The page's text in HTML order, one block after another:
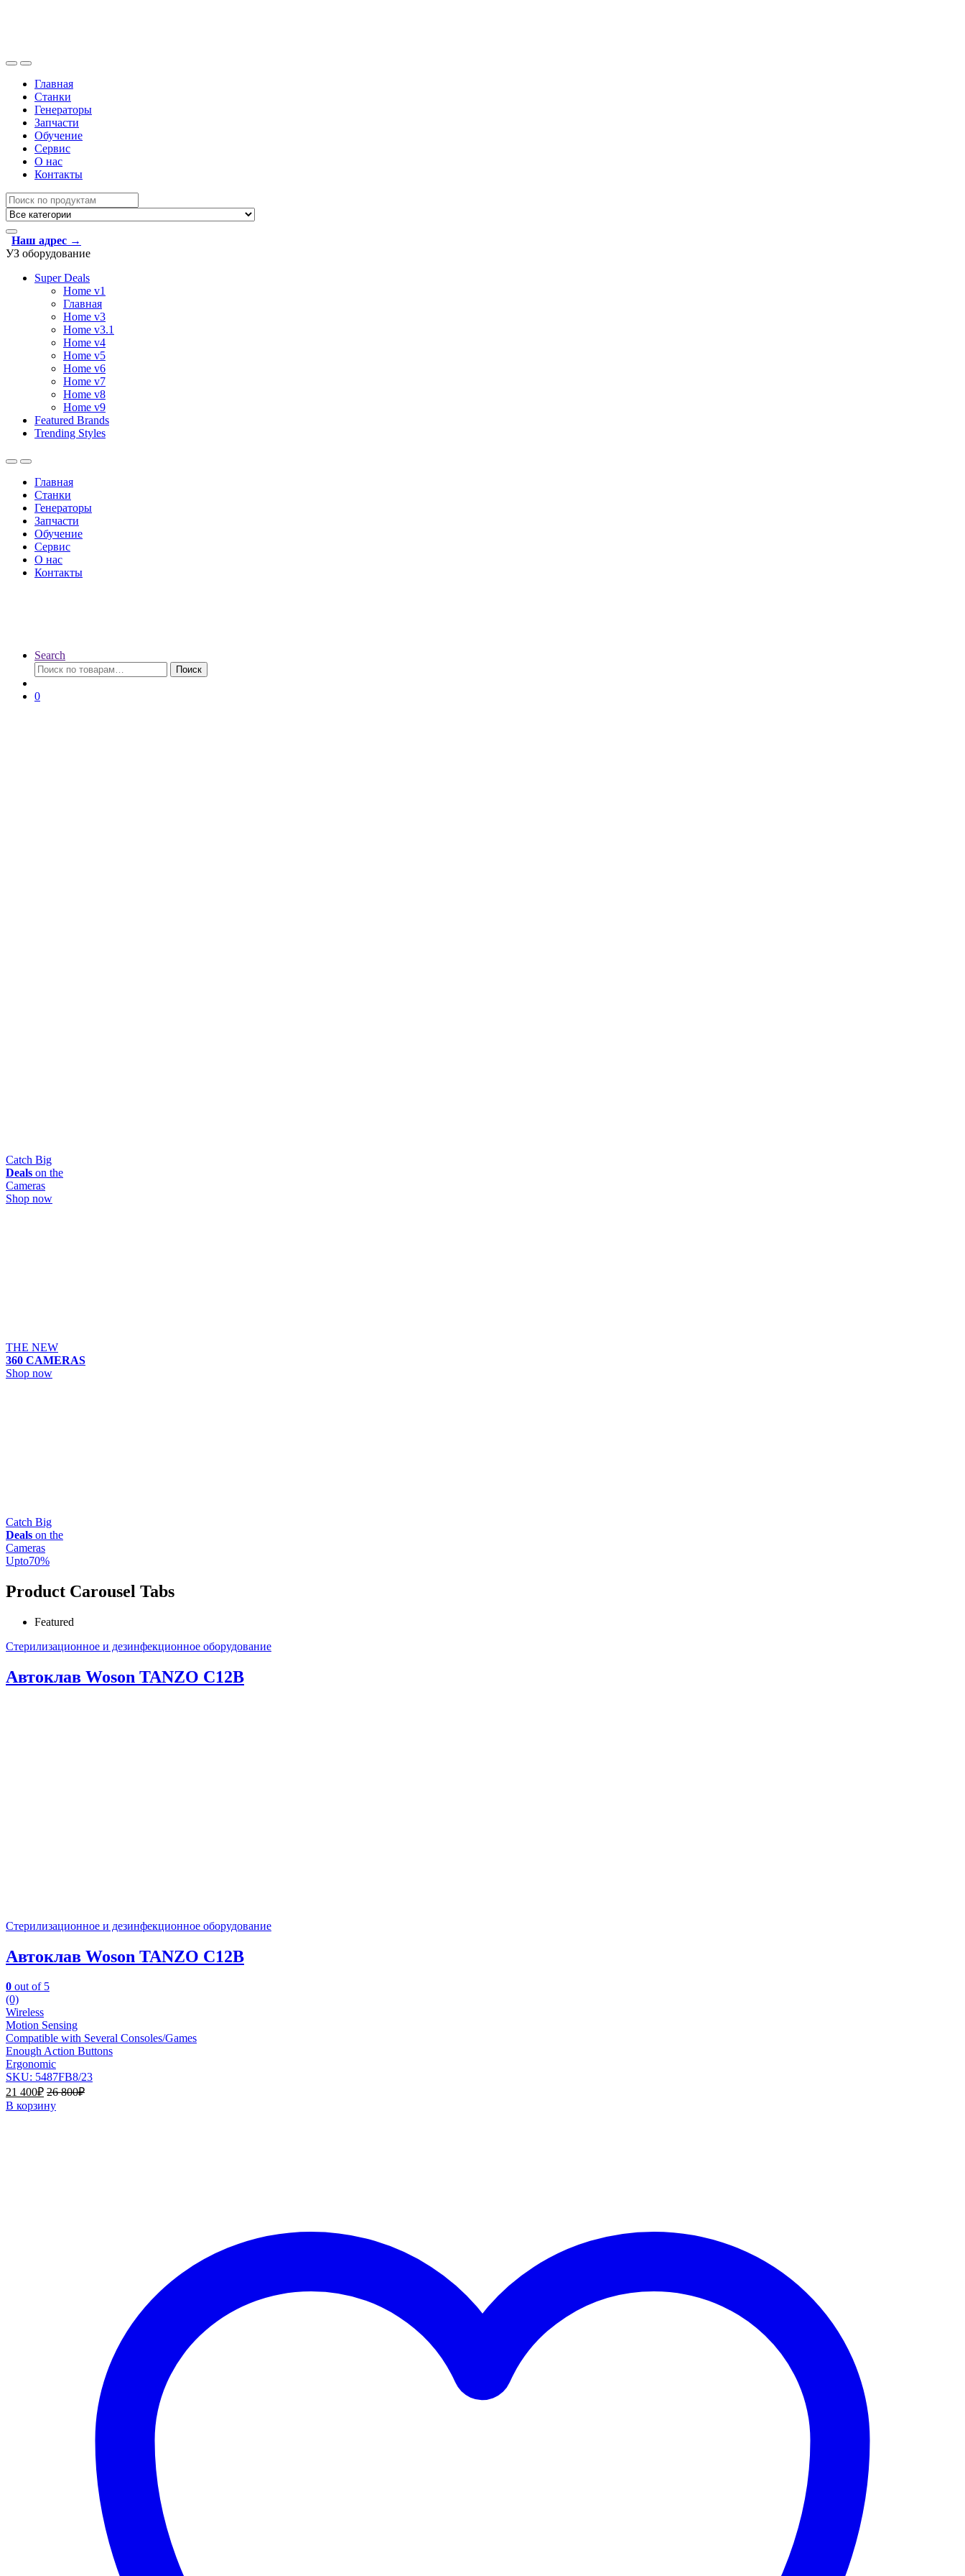
Главная
Станки
Генераторы
Запчасти
Обучение
Сервис
О нас
Контакты
Search
for:
Наш адрес →
УЗ оборудование
Super Deals
Home v1
Главная
Home v3
Home v3.1
Home v4
Home v5
Home v6
Home v7
Home v8
Home v9
Featured Brands
Trending Styles
Главная
Станки
Генераторы
Запчасти
Обучение
Сервис
О нас
Контакты
Search
Искать:
Поиск
0
Catch Big
Deals on the
Cameras
Shop now
THE NEW
360 CAMERAS
Shop now
Catch Big
Deals on the
Cameras
Upto70%
Product Carousel Tabs
Featured
Стерилизационное и дезинфекционное оборудование
Автоклав Woson TANZO C12B
Стерилизационное и дезинфекционное оборудование
Автоклав Woson TANZO C12B
0 out of 5
(0)
Wireless
Motion Sensing
Compatible with Several Consoles/Games
Enough Action Buttons
Ergonomic
SKU: 5487FB8/23
21 400₽ 26 800₽
В корзину